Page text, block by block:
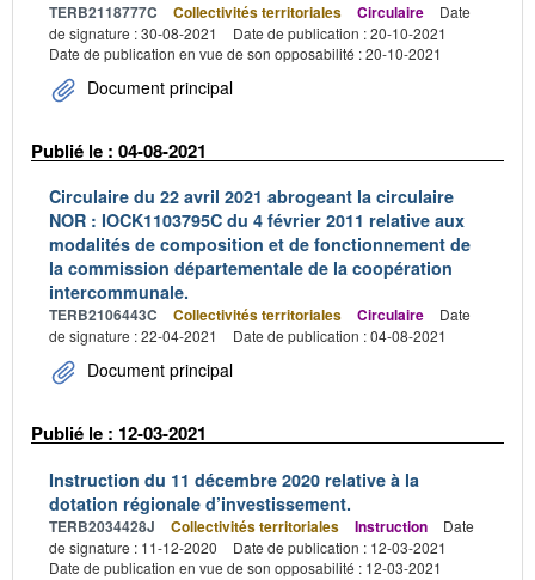
TERB2118777C Collectivités territoriales Circulaire
Date
de signature : 30-08-2021
Date de publication : 20-10-2021
Date de publication en vue de son opposabilité : 20-10-2021
Document principal
Publié le : 04-08-2021
Circulaire du 22 avril 2021 abrogeant la circulaire
NOR : IOCK1103795C du 4 février 2011 relative aux
modalités de composition et de fonctionnement de
la commission départementale de la coopération
intercommunale.
TERB2106443C Collectivités territoriales Circulaire
Date
de signature : 22-04-2021
Date de publication : 04-08-2021
Document principal
Publié le : 12-03-2021
Instruction du 11 décembre 2020 relative à la
dotation régionale d’investissement.
TERB2034428J Collectivités territoriales Instruction
Date
de signature : 11-12-2020
Date de publication : 12-03-2021
Date de publication en vue de son opposabilité : 12-03-2021